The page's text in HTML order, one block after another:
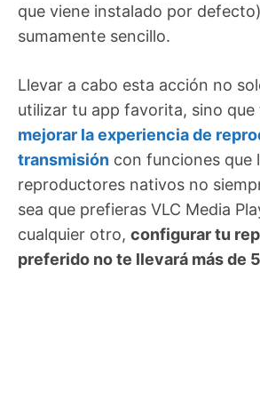
que viene instalado por
sumamente sencillo.
Llevar a cabo esta acción no
utilizar tu app favorita, sino que
mejorar la experiencia de
transmisión con funciones que
reproductores nativos no
sea que prefieras VLC Media
cualquier otro, configurar tu
preferido no te llevará más de